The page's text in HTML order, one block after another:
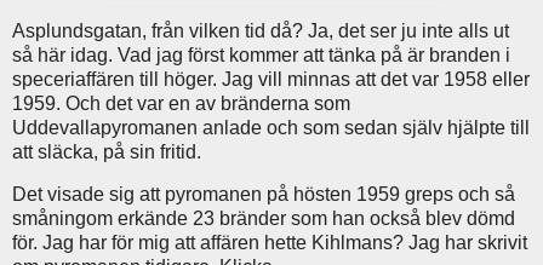
Asplundsgatan, från vilken tid då? Ja, det ser ju inte alls ut
så här idag. Vad jag först kommer att tänka på är branden i
speceriaffären till höger. Jag vill minnas att det var 1958 eller
1959. Och det var en av bränderna som
Uddevallapyromanen anlade och som sedan själv hjälpte till
att släcka, på sin fritid.
Det visade sig att pyromanen på hösten 1959 greps och så
småningom erkände 23 bränder som han också blev dömd
för. Jag har för mig att affären hette Kihlmans? Jag har skrivit